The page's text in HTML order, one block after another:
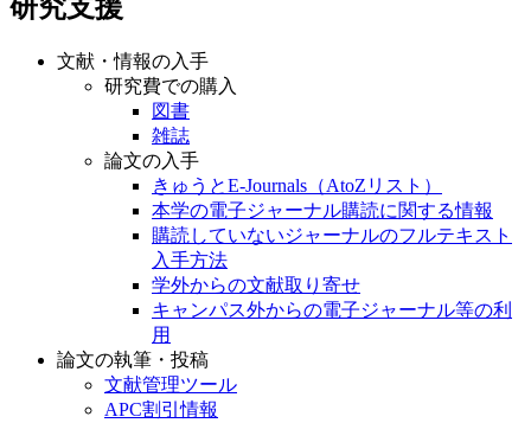
研究支援
文献・情報の入手
研究費での購入
図書
雑誌
論文の入手
きゅうとE-Journals（AtoZリスト）
本学の電子ジャーナル購読に関する情報
購読していないジャーナルのフルテキスト
入手方法
学外からの文献取り寄せ
キャンパス外からの電子ジャーナル等の利
用
論文の執筆・投稿
文献管理ツール
APC割引情報